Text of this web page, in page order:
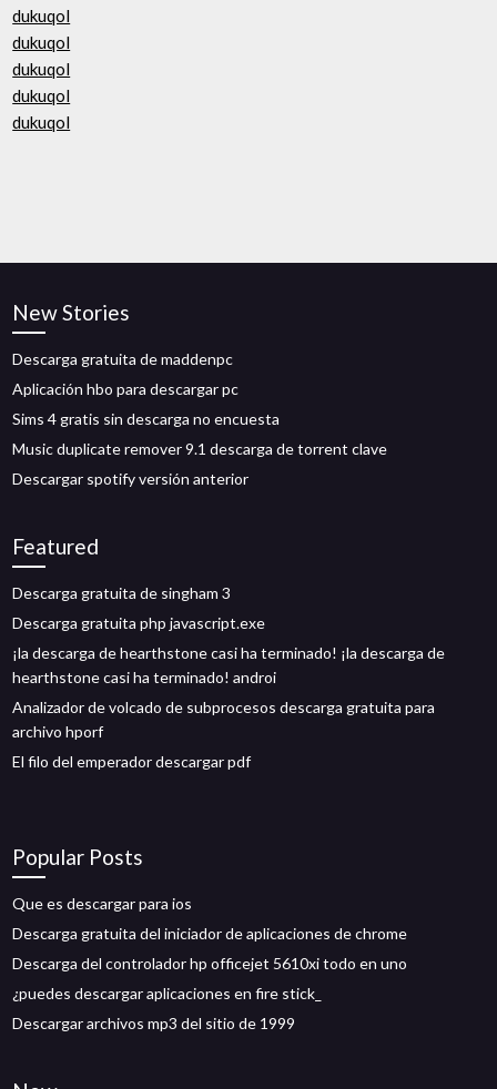
dukuqol
dukuqol
dukuqol
dukuqol
dukuqol
New Stories
Descarga gratuita de maddenpc
Aplicación hbo para descargar pc
Sims 4 gratis sin descarga no encuesta
Music duplicate remover 9.1 descarga de torrent clave
Descargar spotify versión anterior
Featured
Descarga gratuita de singham 3
Descarga gratuita php javascript.exe
¡la descarga de hearthstone casi ha terminado! ¡la descarga de
hearthstone casi ha terminado! androi
Analizador de volcado de subprocesos descarga gratuita para
archivo hporf
El filo del emperador descargar pdf
Popular Posts
Que es descargar para ios
Descarga gratuita del iniciador de aplicaciones de chrome
Descarga del controlador hp officejet 5610xi todo en uno
¿puedes descargar aplicaciones en fire stick_
Descargar archivos mp3 del sitio de 1999